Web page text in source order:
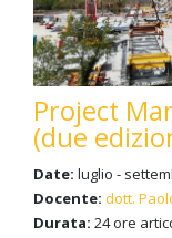
Project
(due
Date: luglio -
Docente: dott.
Durata: 24 ore